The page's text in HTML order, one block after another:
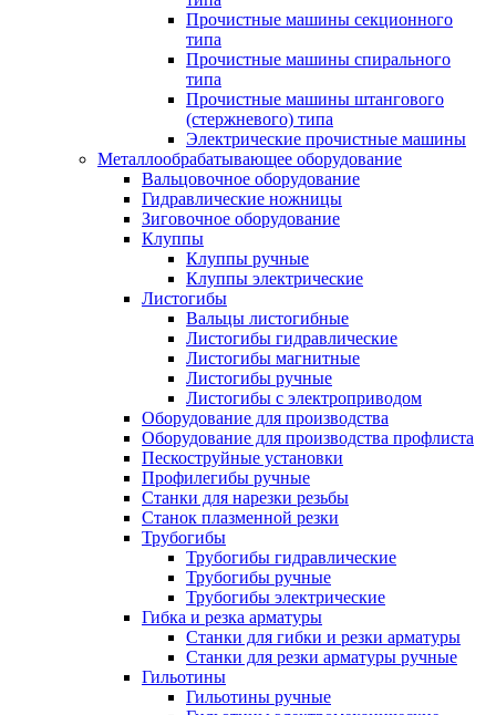
Прочистные машины секционного
типа
Прочистные машины спирального
типа
Прочистные машины штангового
(стержневого) типа
Электрические прочистные машины
Металлообрабатывающее оборудование
Вальцовочное оборудование
Гидравлические ножницы
Зиговочное оборудование
Клуппы
Клуппы ручные
Клуппы электрические
Листогибы
Вальцы листогибные
Листогибы гидравлические
Листогибы магнитные
Листогибы ручные
Листогибы с электроприводом
Оборудование для производства
Оборудование для производства профлиста
Пескоструйные установки
Профилегибы ручные
Станки для нарезки резьбы
Станок плазменной резки
Трубогибы
Трубогибы гидравлические
Трубогибы ручные
Трубогибы электрические
Гибка и резка арматуры
Станки для гибки и резки арматуры
Станки для резки арматуры ручные
Гильотины
Гильотины ручные